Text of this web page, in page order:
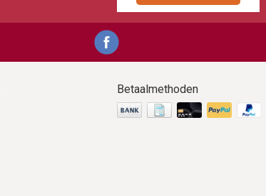
Betaalmethoden